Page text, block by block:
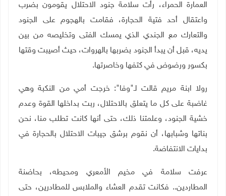
العمارة الحمراء، رأت سلامة جنود الاحتلال يقومون بضرب
واعتقال أحد فتية الحجارة، فقامت بالهجوم على الجنود
والتعارك مع الجندي الذي يمسك الفتى وتخليصه من بين
يديه، قبل أن يبدأ الجنود بضربها بالهروات، حيث أصيبت وقتها
بكسور ورضوض في كتفها وخاصرتها.
رولا ابنة مريم قالت لـ"وفا": خرجت أمي من النكبة وهي
غاضبة على كل ما يتعلق بالاحتلال، ربت بداخلها القوة وعدم
خشية الجنود، وعلمتنا ذلك، حتى أنها كانت تطلب منا، نحن
بناتها وشبابها، أن نقوم برشق جيبات الاحتلال بالحجارة في
بدايات الانتفاضة.
عرفت سلامة في مخيم الأمعري ومحيطه، بحاضنة
المطاردين.. فكانت تقدم العشاء والملابس للمطادرين، حتى